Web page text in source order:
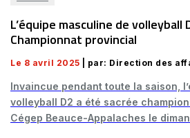
L’équipe masculine de
Championnat provincial
Le 8 avril 2025 | par: Direction des
Invaincue pendant toute la saison,
volleyball D2 a été sacrée
Cégep Beauce-Appalaches le